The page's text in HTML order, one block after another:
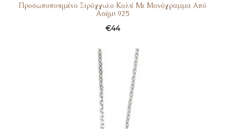
Προσωποποιημένο Στρόγγυλο Κολιέ Με Μονόγραμμα Από
Ασήμι 925
€44